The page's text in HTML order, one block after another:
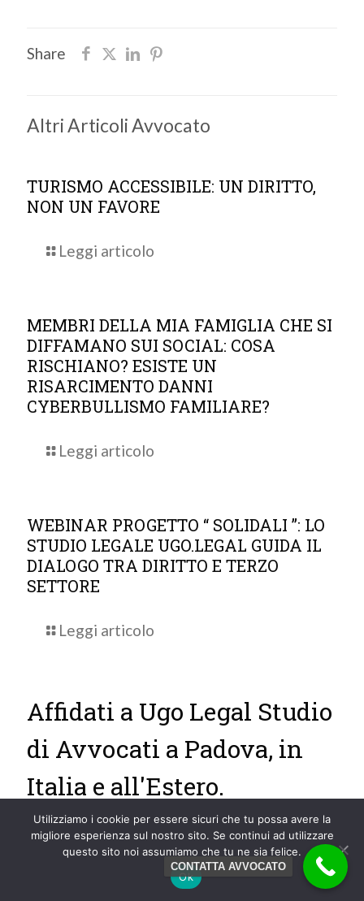
Share
Altri Articoli Avvocato
TURISMO ACCESSIBILE: UN DIRITTO,
NON UN FAVORE
Leggi articolo
MEMBRI DELLA MIA FAMIGLIA CHE SI
DIFFAMANO SUI SOCIAL: COSA
RISCHIANO? ESISTE UN
RISARCIMENTO DANNI
CYBERBULLISMO FAMILIARE?
Leggi articolo
WEBINAR PROGETTO “ SOLIDALI ”: LO
STUDIO LEGALE UGO.LEGAL GUIDA IL
DIALOGO TRA DIRITTO E TERZO
SETTORE
Leggi articolo
Affidati a Ugo Legal Studio
di Avvocati a Padova, in
Italia e all'Estero.
Studio Legale, con sede a Padova, operativo
CONTATTA AVVOCATO
Utilizziamo i cookie per essere sicuri che tu possa avere la
migliore esperienza sul nostro sito. Se continui ad utilizzare
questo sito noi assumiamo che tu ne sia felice.
Ok